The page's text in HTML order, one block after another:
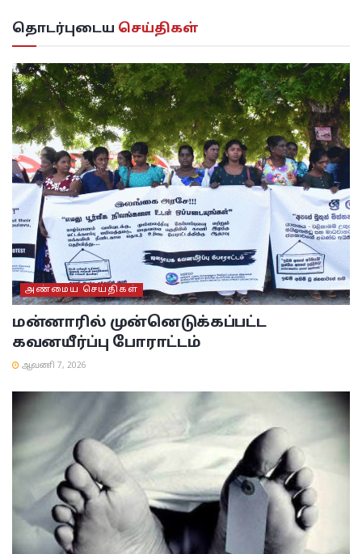
தொடர்புடைய செய்திகள்
அண்மைய செய்திகள்
மன்னாரில் முன்னெடுக்கப்பட்ட
கவனயீர்ப்பு போராட்டம்
ஆவணி 7, 2026